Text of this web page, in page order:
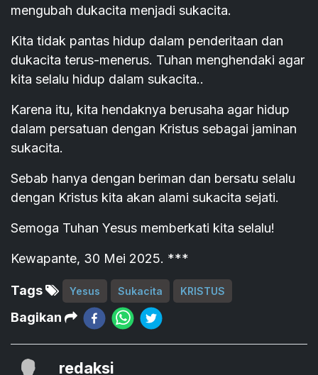
mengubah dukacita menjadi sukacita.
Kita tidak pantas hidup dalam penderitaan dan
dukacita terus-menerus. Tuhan menghendaki agar
kita selalu hidup dalam sukacita..
Karena itu, kita hendaknya berusaha agar hidup
dalam persatuan dengan Kristus sebagai jaminan
sukacita.
Sebab hanya dengan beriman dan bersatu selalu
dengan Kristus kita akan alami sukacita sejati.
Semoga Tuhan Yesus memberkati kita selalu!
Kewapante, 30 Mei 2025. ***
Tags Yesus Sukacita KRISTUS
Bagikan
redaksi